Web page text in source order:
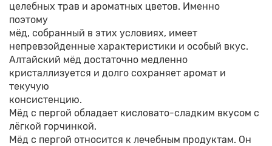
целебных трав и ароматных цветов. Именно
поэтому
мёд, собранный в этих условиях, имеет
непревзойденные характеристики и особый вкус.
Алтайский мёд достаточно медленно
кристаллизуется и долго сохраняет аромат и
текучую
консистенцию.
Мёд с пергой обладает кисловато-сладким вкусом с
лёгкой горчинкой.
Мёд с пергой относится к лечебным продуктам. Он